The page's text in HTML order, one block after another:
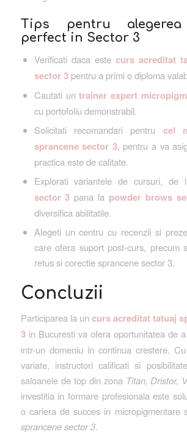
Tips pentru
perfect in Sector 3
Verificati daca este curs acreditat
sector 3pentru a primi o diploma
Cautati untrainer expert
cu portofoliu demonstrabil.
Solicitati recomandari pentru cel
sprancene sector 3, pentru a va
practica este de calitate.
Explorati variantele de cursuri, de
sector 3 pana la powder brows
diversifica abilitatile.
Alegeti un centru cu recenzii si
care ofera suport post-curs, precum
retus si corectie sprancene sector 3.
Concluzii
Participarea la un curs acreditat tatuaj
3in Bucuresti va ofera oportunitatea de
intr-un domeniu in continua crestere.
variate, instructori calificati si
saloanele de top din zona Titan, Dristor,
investitia in formare profesionala este
o cariera de succes in micropigmentare
sprancene sector 3.